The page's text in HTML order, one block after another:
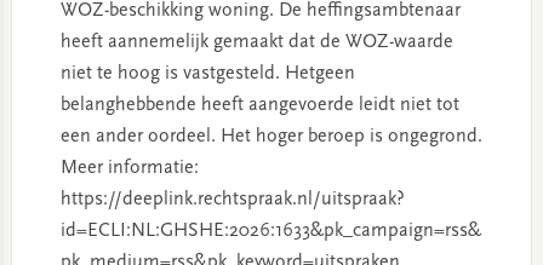
WOZ-beschikking woning. De heffingsambtenaar
heeft aannemelijk gemaakt dat de WOZ-waarde
niet te hoog is vastgesteld. Hetgeen
belanghebbende heeft aangevoerde leidt niet tot
een ander oordeel. Het hoger beroep is ongegrond.
Meer informatie:
https://deeplink.rechtspraak.nl/uitspraak?
id=ECLI:NL:GHSHE:2026:1633&pk_campaign=rss&